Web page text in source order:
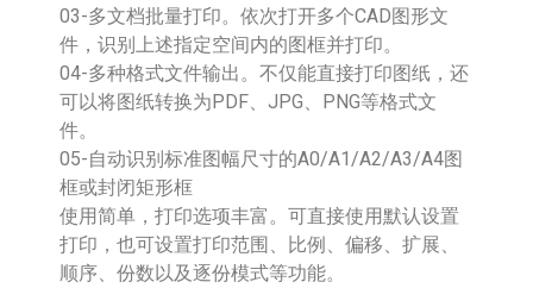
03-多文档批量打印。依次打开多个CAD图形文
件，识别上述指定空间内的图框并打印。
04-多种格式文件输出。不仅能直接打印图纸，还
可以将图纸转换为PDF、JPG、PNG等格式文
件。
05-自动识别标准图幅尺寸的A0/A1/A2/A3/A4图
框或封闭矩形框
使用简单，打印选项丰富。可直接使用默认设置
打印，也可设置打印范围、比例、偏移、扩展、
顺序、份数以及逐份模式等功能。